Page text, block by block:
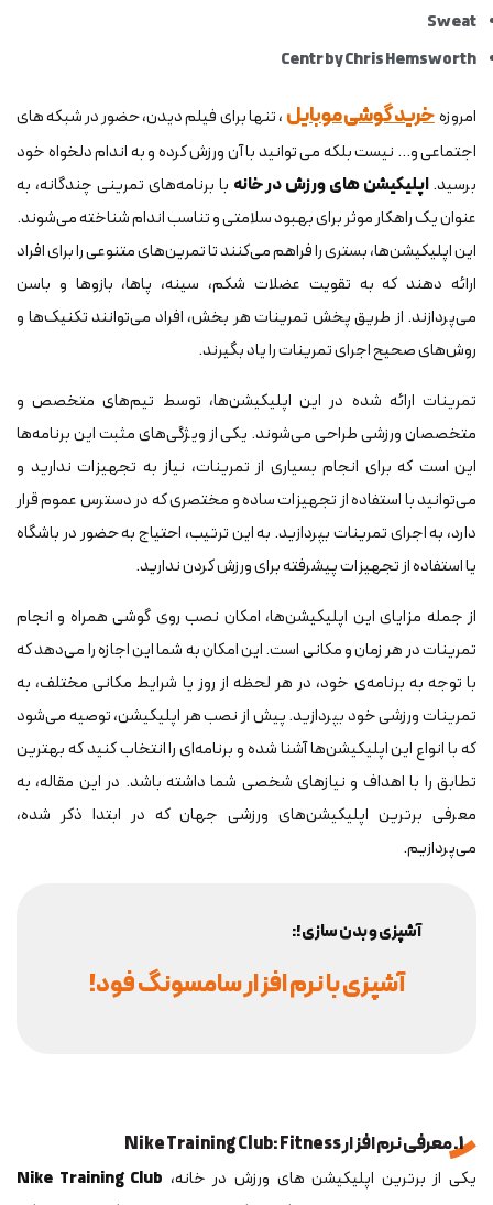
Sweat
Centr by Chris Hemsworth
امروزهخرید گوشی موبایل ، تنها برای فیلم دیدن، حضور در شبکه های
اجتماعی و... نیست بلکه می توانید با آن ورزش کرده و به اندام دلخواه خود
برسید.اپلیکیشن های ورزش در خانه با برنامه‌های تمرینی چندگانه، به
عنوان یک راهکار موثر برای بهبود سلامتی و تناسب اندام شناخته می‌شوند.
این اپلیکیشن‌ها، بستری را فراهم می‌کنند تا تمرین‌های متنوعی را برای افراد
ارائه دهند که به تقویت عضلات شکم، سینه، پاها، بازوها و باسن
می‌پردازند. از طریق پخش تمرینات هر بخش، افراد می‌توانند تکنیک‌ها و
روش‌های صحیح اجرای تمرینات را یاد بگیرند.
تمرینات ارائه شده در این اپلیکیشن‌ها، توسط تیم‌های متخصص و
متخصصان ورزشی طراحی می‌شوند. یکی از ویژگی‌های مثبت این برنامه‌ها
این است که برای انجام بسیاری از تمرینات، نیاز به تجهیزات ندارید و
می‌توانید با استفاده از تجهیزات ساده و مختصری که در دسترس عموم قرار
دارد، به اجرای تمرینات بپردازید. به این ترتیب، احتیاج به حضور در باشگاه
یا استفاده از تجهیزات پیشرفته برای ورزش کردن ندارید.
از جمله مزایای این اپلیکیشن‌ها، امکان نصب روی گوشی همراه و انجام
تمرینات در هر زمان و مکانی است. این امکان به شما این اجازه را می‌دهد که
با توجه به برنامه‌ی خود، در هر لحظه از روز یا شرایط مکانی مختلف، به
تمرینات ورزشی خود بپردازید. پیش از نصب هر اپلیکیشن، توصیه می‌شود
که با انواع این اپلیکیشن‌ها آشنا شده و برنامه‌ای را انتخاب کنید که بهترین
تطابق را با اهداف و نیازهای شخصی شما داشته باشد. در این مقاله، به
معرفی برترین اپلیکیشن‌های ورزشی جهان که در ابتدا ذکر شده،
می‌پردازیم.
آشپزی و بدن سازی!:
آشپزی با نرم افزار سامسونگ فود!
1. معرفی نرم افزار Nike Training Club: Fitness
یکی از برترین اپلیکیشن های ورزش در خانه، Nike Training Club